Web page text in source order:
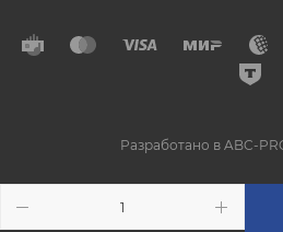
Разработано в ABC-